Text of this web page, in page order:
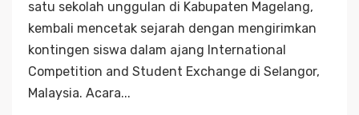
satu sekolah unggulan di Kabupaten Magelang,
kembali mencetak sejarah dengan mengirimkan
kontingen siswa dalam ajang International
Competition and Student Exchange di Selangor,
Malaysia. Acara...